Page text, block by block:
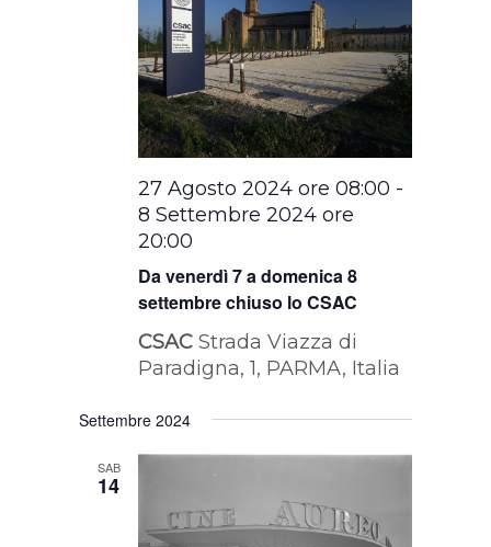
Da venerdì 7 a domenica 8
settembre chiuso lo CSAC
27 Agosto 2024 ore 08:00 -
8 Settembre 2024 ore
20:00
CSACStrada Viazza di
Paradigna, 1, PARMA, Italia
Settembre 2024
SAB
14